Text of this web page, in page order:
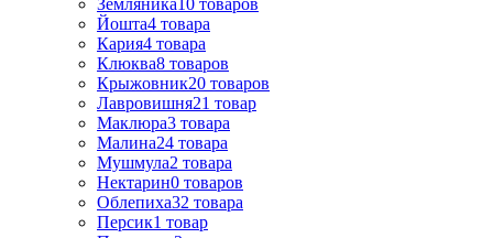
Йошта4 товара
Кария4 товара
Клюква8 товаров
Крыжовник20 товаров
Лавровишня21 товар
Маклюра3 товара
Малина24 товара
Мушмула2 товара
Нектарин0 товаров
Облепиха32 товара
Персик1 товар